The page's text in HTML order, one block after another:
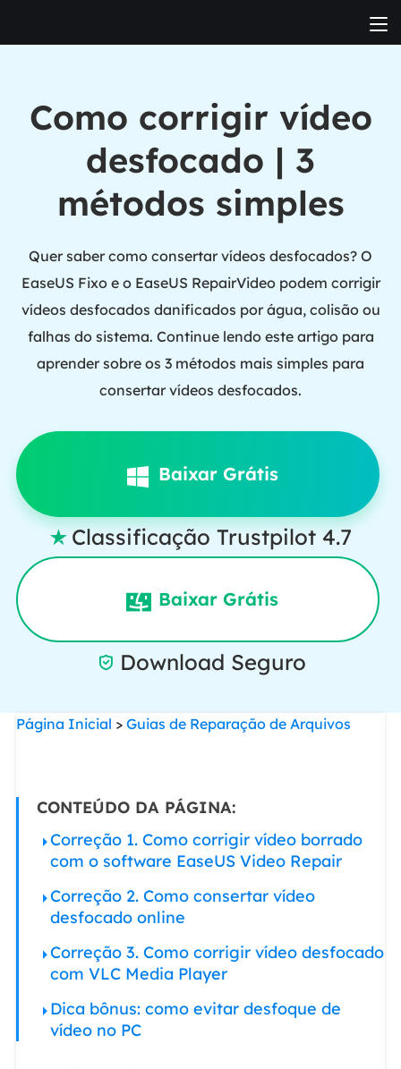
Como corrigir vídeo
desfocado | 3
métodos simples
Quer saber como consertar vídeos desfocados? O
EaseUS Fixo e o EaseUS RepairVideo podem corrigir
vídeos desfocados danificados por água, colisão ou
falhas do sistema. Continue lendo este artigo para
aprender sobre os 3 métodos mais simples para
consertar vídeos desfocados.
Baixar Grátis
 Classificação Trustpilot 4.7
Baixar Grátis
 Download Seguro
Página Inicial > Guias de Reparação de Arquivos
CONTEÚDO DA PÁGINA:
Correção 1. Como corrigir vídeo borrado
com o software EaseUS Video Repair
Correção 2. Como consertar vídeo
desfocado online
Correção 3. Como corrigir vídeo desfocado
com VLC Media Player
Dica bônus: como evitar desfoque de
vídeo no PC